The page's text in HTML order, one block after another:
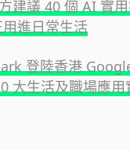
建議 40 個 AI 實
進日常生活
登陸香港
大生活及職場應用